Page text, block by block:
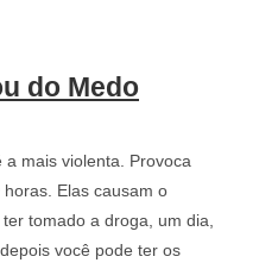
do Medo
mais violenta. Provoca
Elas causam o
tomado a droga, um dia,
você pode ter os